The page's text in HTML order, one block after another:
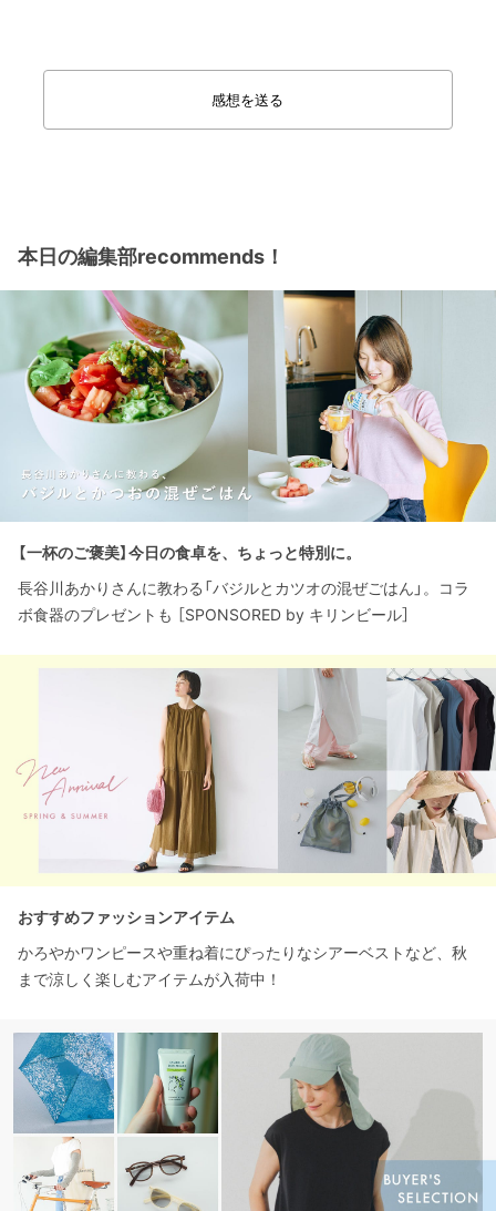
感想を送る
本日の編集部recommends！
【一杯のご褒美】今日の食卓を、ちょっと特別に。
長谷川あかりさんに教わる「バジルとカツオの混ぜごはん」。コラ
ボ食器のプレゼントも ［SPONSORED by キリンビール］
おすすめファッションアイテム
かろやかワンピースや重ね着にぴったりなシアーベストなど、秋
まで涼しく楽しむアイテムが入荷中！